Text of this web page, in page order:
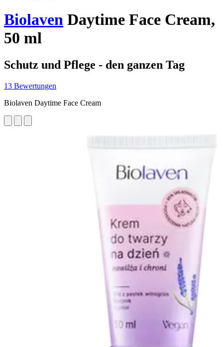
Biolaven Daytime Face Cream,
50 ml
Schutz und Pflege - den ganzen Tag
13 Bewertungen
Biolaven Daytime Face Cream